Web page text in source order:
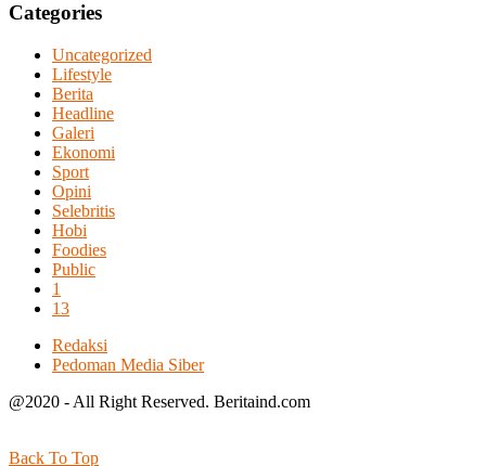
Categories
Uncategorized
Lifestyle
Berita
Headline
Galeri
Ekonomi
Sport
Opini
Selebritis
Hobi
Foodies
Public
1
13
Redaksi
Pedoman Media Siber
@2020 - All Right Reserved. Beritaind.com
Back To Top